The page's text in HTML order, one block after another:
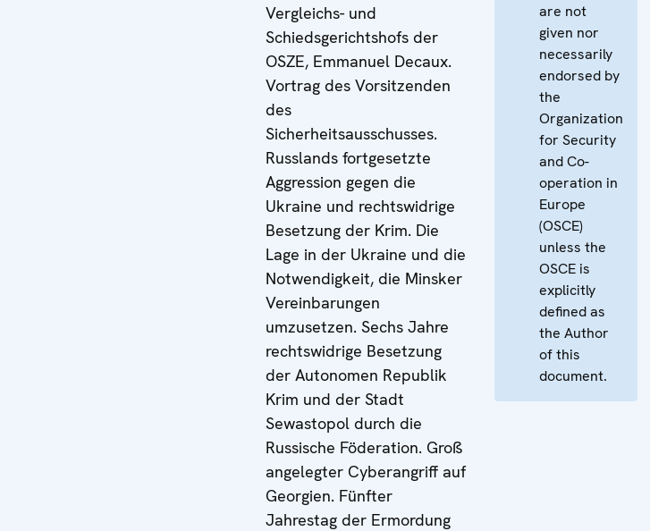
Vergleichs- und
Schiedsgerichtshofs der
OSZE, Emmanuel Decaux.
Vortrag des Vorsitzenden
des
Sicherheitsausschusses.
Russlands fortgesetzte
Aggression gegen die
Ukraine und rechtswidrige
Besetzung der Krim. Die
Lage in der Ukraine und die
Notwendigkeit, die Minsker
Vereinbarungen
umzusetzen. Sechs Jahre
rechtswidrige Besetzung
der Autonomen Republik
Krim und der Stadt
Sewastopol durch die
Russische Föderation. Groß
angelegter Cyberangriff auf
Georgien. Fünfter
Jahrestag der Ermordung
are not
given nor
necessarily
endorsed by
the
Organization
for Security
and Co-
operation in
Europe
(OSCE)
unless the
OSCE is
explicitly
defined as
the Author
of this
document.